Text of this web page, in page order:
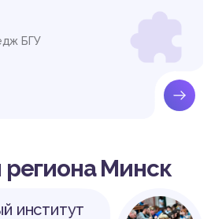
БГУ
региона Минск
институт